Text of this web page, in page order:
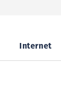
Internet